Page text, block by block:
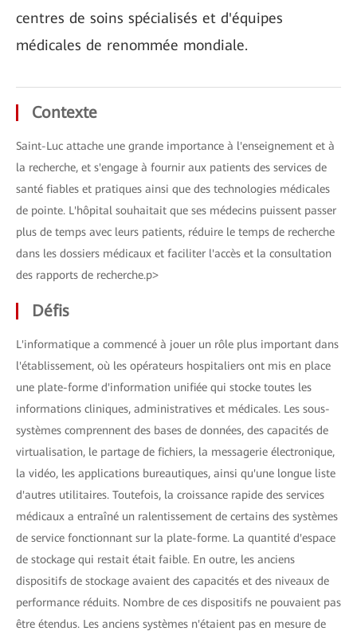
centres de soins spécialisés et d'équipes
médicales de renommée mondiale.
Contexte
Saint-Luc attache une grande importance à l'enseignement et à
la recherche, et s'engage à fournir aux patients des services de
santé fiables et pratiques ainsi que des technologies médicales
de pointe. L'hôpital souhaitait que ses médecins puissent passer
plus de temps avec leurs patients, réduire le temps de recherche
dans les dossiers médicaux et faciliter l'accès et la consultation
des rapports de recherche.p>
Défis
L'informatique a commencé à jouer un rôle plus important dans
l'établissement, où les opérateurs hospitaliers ont mis en place
une plate-forme d'information unifiée qui stocke toutes les
informations cliniques, administratives et médicales. Les sous-
systèmes comprennent des bases de données, des capacités de
virtualisation, le partage de fichiers, la messagerie électronique,
la vidéo, les applications bureautiques, ainsi qu'une longue liste
d'autres utilitaires. Toutefois, la croissance rapide des services
médicaux a entraîné un ralentissement de certains des systèmes
de service fonctionnant sur la plate-forme. La quantité d'espace
de stockage qui restait était faible. En outre, les anciens
dispositifs de stockage avaient des capacités et des niveaux de
performance réduits. Nombre de ces dispositifs ne pouvaient pas
être étendus. Les anciens systèmes n'étaient pas en mesure de